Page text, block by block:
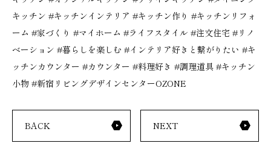
キッチン #キッチンインテリア #キッチン作り #キッチンリフォ
ーム #家づくり #マイホーム #ライフスタイル #注文住宅 # リノ
ベーション #暮らしを楽しむ #インテリア好きと繋がりたい #キ
ッチンカウンター #カウンター #料理好き #調理道具 #キッチン
小物 #新宿リビングデザインセンターOZONE
BACK NEXT